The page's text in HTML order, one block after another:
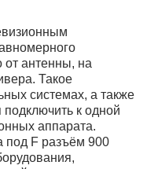
от антенны, на
Такое
системах, а также
подключить к одной
аппарата.
под F разъём 900